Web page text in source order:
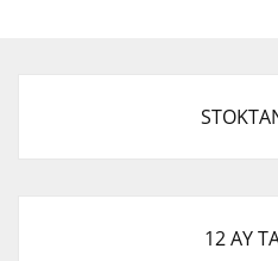
Ürün açıklamasında
Bu ürüne benzer farklı
12 AY